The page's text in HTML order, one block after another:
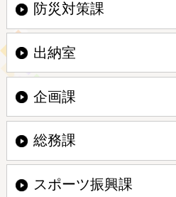
防災対策課
出納室
企画課
総務課
スポーツ振興課